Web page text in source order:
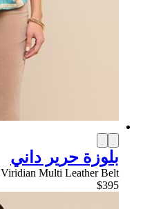
بلوزة حرير داني
Viridian Multi Leather Belt
$395